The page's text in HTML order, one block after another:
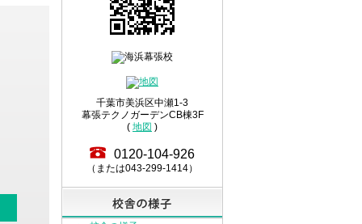
千葉市美浜区中瀬1-3
幕張テクノガーデンCB棟3F
( 地図 )
0120-104-926
（または043-299-1414）